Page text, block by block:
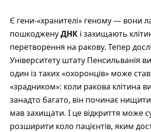
Є гени-«хранителі» геному — вони
пошкодженуДНК і захищають
перетворення на ракову. Тепер
Університету штату Пенсильванія
один із таких «охоронців» може
«зрадником»: коли ракова клітина
занадто багато, він починає
мав захищати. І це відкриття може
розширити коло пацієнтів, яким